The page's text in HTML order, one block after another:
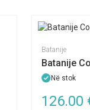
Batanije
Batanije
Në stok
126.00